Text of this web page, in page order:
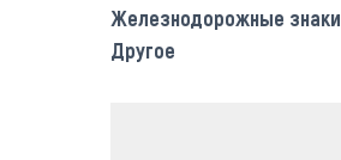
Железнодорожные знаки
Другое